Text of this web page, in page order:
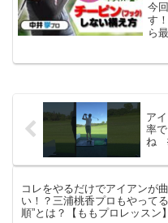
今
す
ら
ア
率
ね
コレをやるだけでアイアンが
い！？三浦桃香プロもやって
順”とは？【ももプロレッスン】